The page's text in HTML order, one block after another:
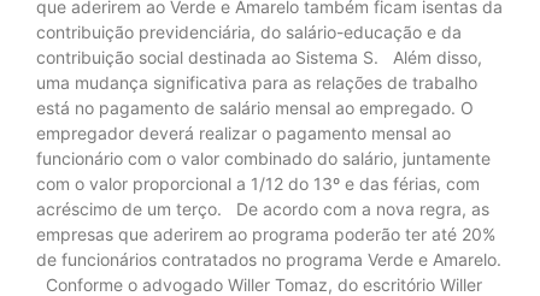
que aderirem ao Verde e Amarelo também ficam isentas da
contribuição previdenciária, do salário-educação e da
contribuição social destinada ao Sistema S. Além disso,
uma mudança significativa para as relações de trabalho
está no pagamento de salário mensal ao empregado. O
empregador deverá realizar o pagamento mensal ao
funcionário com o valor combinado do salário, juntamente
com o valor proporcional a 1/12 do 13º e das férias, com
acréscimo de um terço. De acordo com a nova regra, as
empresas que aderirem ao programa poderão ter até 20%
de funcionários contratados no programa Verde e Amarelo.
Conforme o advogado Willer Tomaz, do escritório Willer